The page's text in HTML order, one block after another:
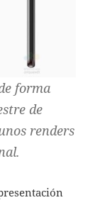
forma
de
renders